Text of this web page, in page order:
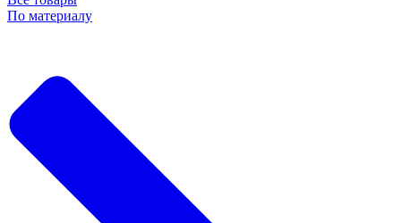
По материалу